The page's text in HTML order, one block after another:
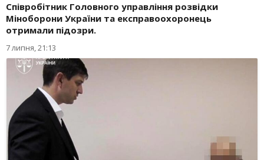
Співробітник Головного управління розвідки
Міноборони України та експравоохоронець
отримали підозри.
7 липня, 21:13